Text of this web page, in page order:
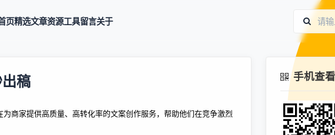
页精选文章资源工具留言关于
稿
商家提供高质量、高转化率的文案创作服务，帮助他们在竞争激烈
手机查看